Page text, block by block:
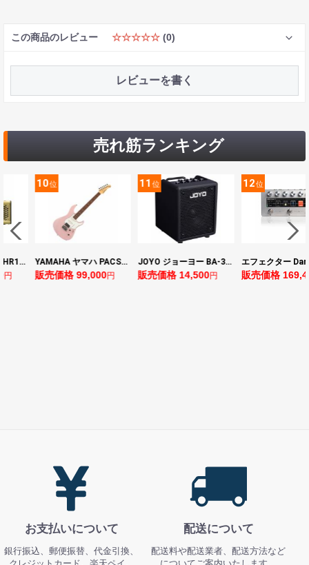
この商品のレビュー ☆☆☆☆☆ (0)
レビューを書く
売れ筋ランキング
ヤマハ YAMAHA THR10II 小型ギターアンプ
円
10位
YAMAHA ヤマハ PACS+12 ASP Pacifica Standard Plus パシフィカスタンダードプラス エレキギター
販売価格 99,000円
11位
JOYO ジョーヨー BA-30 VIBE CUBE BLK 30W 小型ベースアンプ Bluetooth+OTGオーディオI/F搭載
販売価格 14,500円
12位
販売価格
お支払いについて
銀行振込、郵便振替、代金引換、
配送について
配送料や配送業者、配送方法など